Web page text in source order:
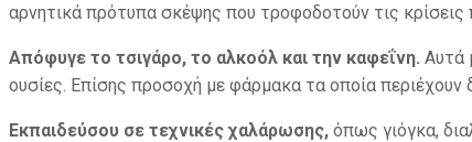
αρνητικά πρότυπα σκέψης που τροφοδοτούν τις κρίσεις
Απόφυγε το τσιγάρο, το αλκοόλ και την καφεΐνη. Αυτά
ουσίες. Επίσης προσοχή με φάρμακα τα οποία περιέχουν
Εκπαιδεύσου σε τεχνικές χαλάρωσης, όπως γιόγκα,